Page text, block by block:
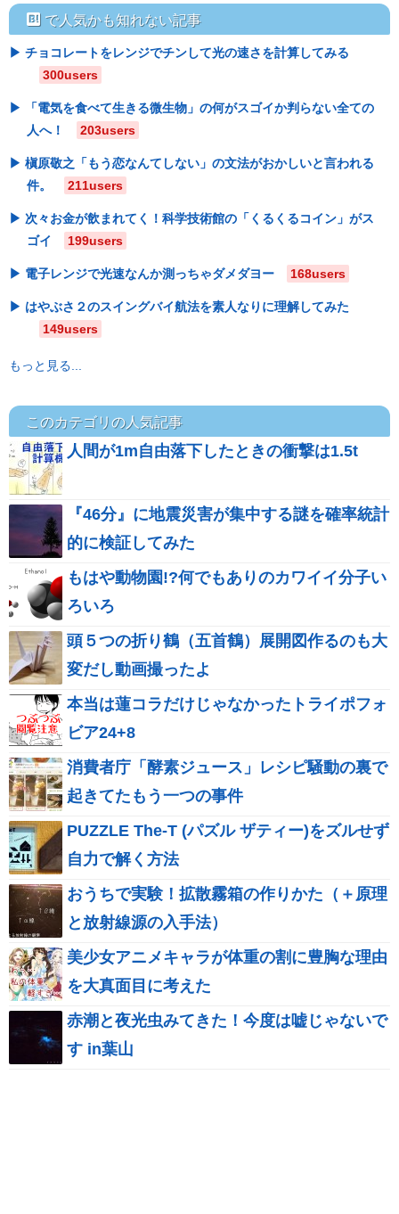
hatebu で人気かも知れない記事
チョコレートをレンジでチンして光の速さを計算してみる
300users
「電気を食べて生きる微生物」の何がスゴイか判らない全ての
人へ！
203users
槇原敬之「もう恋なんてしない」の文法がおかしいと言われる
件。
211users
次々お金が飲まれてく！科学技術館の「くるくるコイン」がス
ゴイ
199users
電子レンジで光速なんか測っちゃダメダヨー 168users
はやぶさ２のスイングバイ航法を素人なりに理解してみた
149users
もっと見る...
このカテゴリの人気記事
人間が1m自由落下したときの衝撃は1.5t
『46分』に地震災害が集中する謎を確率統計
的に検証してみた
もはや動物園!?何でもありのカワイイ分子い
ろいろ
頭５つの折り鶴（五首鶴）展開図作るのも大
変だし動画撮ったよ
本当は蓮コラだけじゃなかったトライポフォ
ビア24+8
消費者庁「酵素ジュース」レシピ騒動の裏で
起きてたもう一つの事件
PUZZLE The-T (パズル ザティー)をズルせず
自力で解く方法
おうちで実験！拡散霧箱の作りかた（＋原理
と放射線源の入手法）
美少女アニメキャラが体重の割に豊胸な理由
を大真面目に考えた
赤潮と夜光虫みてきた！今度は嘘じゃないで
す in葉山